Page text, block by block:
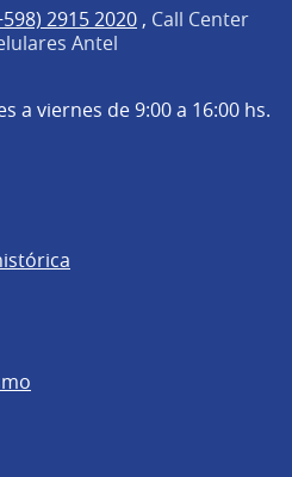
2915 2020 , Call Center
Antel
a viernes de 9:00 a 16:00 hs.